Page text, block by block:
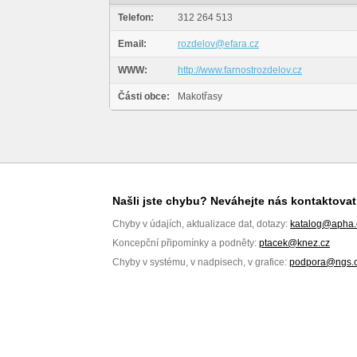
Telefon: 312 264 513
Email: rozdelov@efara.cz
WWW: http://www.farnostrozdelov.cz
Části obce: Makotřasy
Našli jste chybu? Neváhejte nás
Chyby v údajích, aktualizace dat, dotazy:
Koncepční připomínky a podněty: ptacek@knez.cz
Chyby v systému, v nadpisech, v grafice: